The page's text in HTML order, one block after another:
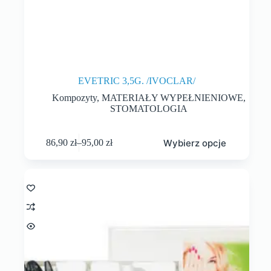
EVETRIC 3,5G. /IVOCLAR/
Kompozyty,MATERIAŁY WYPEŁNIENIOWE,
STOMATOLOGIA
86,90 zł–95,00 zł Wybierz opcje